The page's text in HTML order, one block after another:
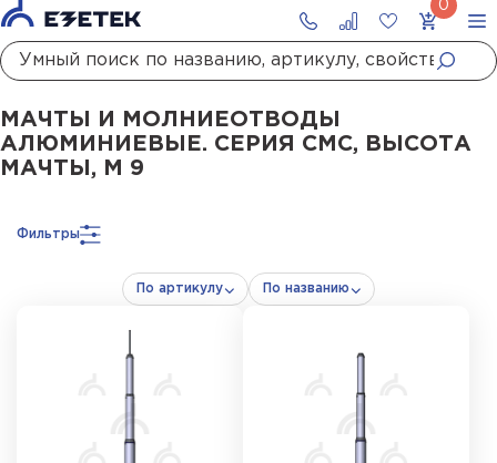
ГлавнаяКаталог Стержневые молниеотводы и мачты
МАЧТЫ И МОЛНИЕОТВОДЫ
АЛЮМИНИЕВЫЕ. СЕРИЯ СМС, ВЫСОТА
МАЧТЫ, М 9
Фильтры
По артикулу По названию